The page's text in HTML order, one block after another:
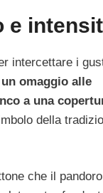
e
intercettare i
omaggio alle
a una
della
che il